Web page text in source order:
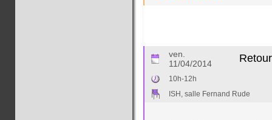
ven.
11/04/2014
10h-12h
ISH, salle Fernand Rude